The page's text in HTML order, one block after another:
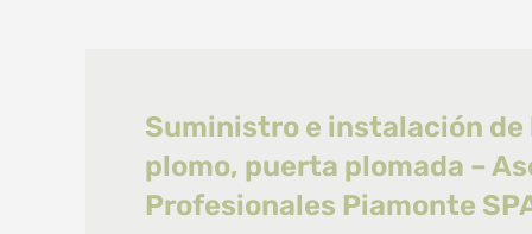
Suministro e instalación de
plomo, puerta plomada –
Profesionales Piamonte